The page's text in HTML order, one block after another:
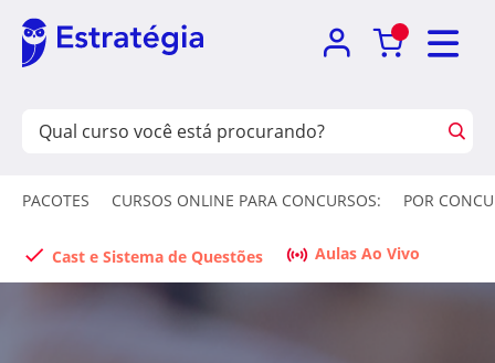
PACOTES CURSOS ONLINE PARA CONCURSOS: POR
Cast e Sistema de Questões Aulas Ao Vivo